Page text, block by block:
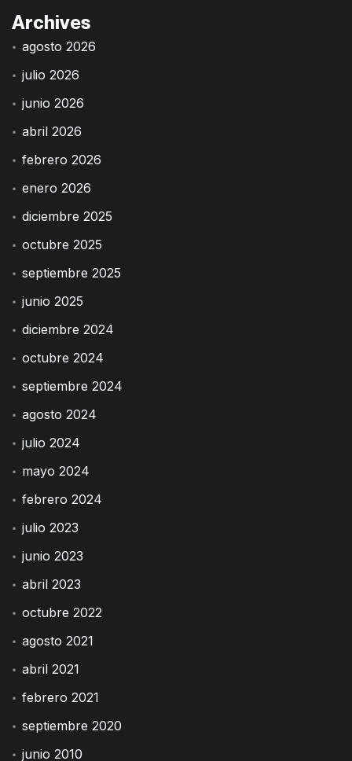
Archives
agosto 2026
julio 2026
junio 2026
abril 2026
febrero 2026
enero 2026
diciembre 2025
octubre 2025
septiembre 2025
junio 2025
diciembre 2024
octubre 2024
septiembre 2024
agosto 2024
julio 2024
mayo 2024
febrero 2024
julio 2023
junio 2023
abril 2023
octubre 2022
agosto 2021
abril 2021
febrero 2021
septiembre 2020
junio 2010